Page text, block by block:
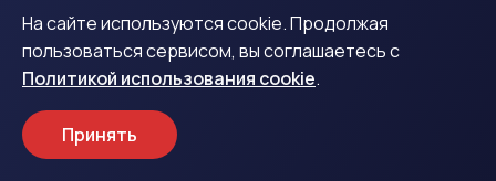
Как получить деньги в
Шелехове
1
На сайте используются cookie. Продолжая
пользоваться сервисом, вы соглашаетесь с
Политикой использования cookie.
Принять